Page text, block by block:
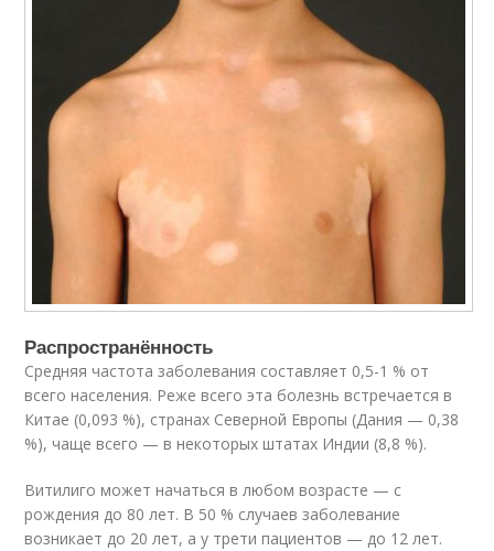
Распространённость
Средняя частота заболевания составляет 0,5-1 % от
всего населения. Реже всего эта болезнь встречается в
Китае (0,093 %), странах Северной Европы (Дания — 0,38
%), чаще всего — в некоторых штатах Индии (8,8 %).
Витилиго может начаться в любом возрасте — с
рождения до 80 лет. В 50 % случаев заболевание
возникает до 20 лет, а у трети пациентов — до 12 лет.